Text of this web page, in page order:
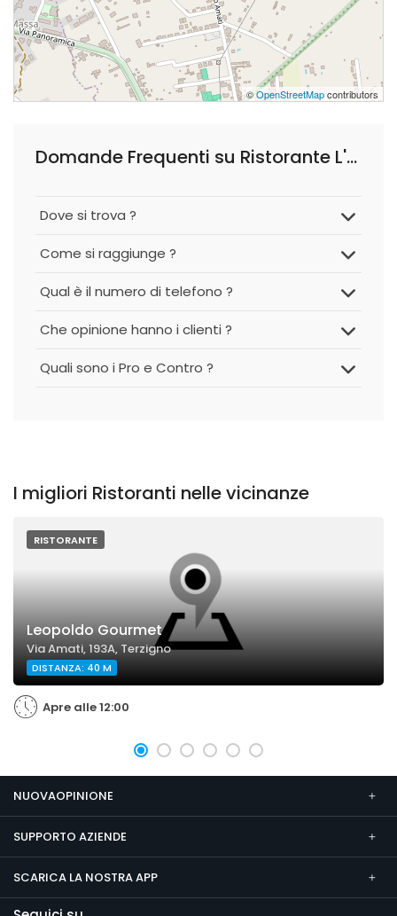
©OpenStreetMapcontributors
Domande Frequenti su Ristorante L'Antico Ritrovo
Dove si trova ?
Come si raggiunge ?
Qual è il numero di telefono ?
Che opinione hanno i clienti ?
Quali sono i Pro e Contro ?
I migliori Ristoranti nelle vicinanze
RISTORANTE
Leopoldo Gourmet
Via Amati, 193A, Terzigno
DISTANZA: 40 M
Apre alle 12:00
NUOVAOPINIONE
SUPPORTO AZIENDE
SCARICA LA NOSTRA APP